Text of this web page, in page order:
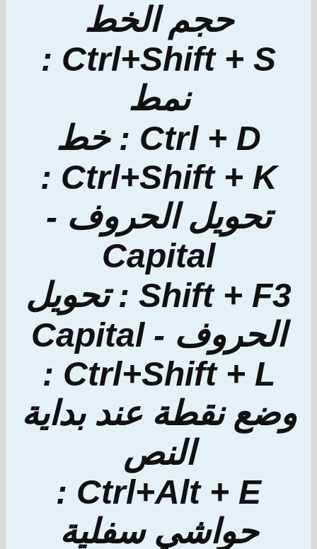
حجم الخط
Ctrl+Shift + S :
نمط
Ctrl + D : خط
Ctrl+Shift + K :
تحويل الحروف -
Capital
Shift + F3 : تحويل
الحروف - Capital
Ctrl+Shift + L :
وضع نقطة عند بداية
النص
Ctrl+Alt + E :
حواشي سفلية